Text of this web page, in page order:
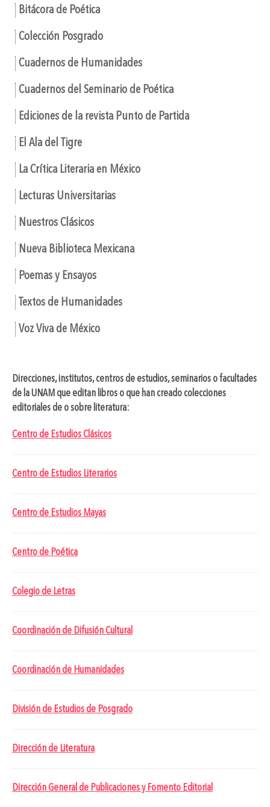
Bitácora de Poética
Colección Posgrado
Cuadernos de Humanidades
Cuadernos del Seminario de Poética
Ediciones de la revista Punto de Partida
El Ala del Tigre
La Crítica Literaria en México
Lecturas Universitarias
Nuestros Clásicos
Nueva Biblioteca Mexicana
Poemas y Ensayos
Textos de Humanidades
Voz Viva de México
Direcciones, institutos, centros de estudios, seminarios o facultades
de la UNAM que editan libros o que han creado colecciones
editoriales de o sobre literatura:
Centro de Estudios Clásicos
Centro de Estudios Literarios
Centro de Estudios Mayas
Centro de Poética
Colegio de Letras
Coordinación de Difusión Cultural
Coordinación de Humanidades
División de Estudios de Posgrado
Dirección de Literatura
Dirección General de Publicaciones y Fomento Editorial